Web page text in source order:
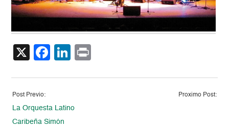
X Facebook
LinkedIn
Post Previo:
La Orquesta Latino
Caribeña Simón
Proximo Post: